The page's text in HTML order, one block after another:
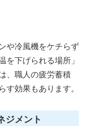
や冷風機をケチらず
を下げられる場所」
、職人の疲労蓄積
す効果もあります。
ジメント